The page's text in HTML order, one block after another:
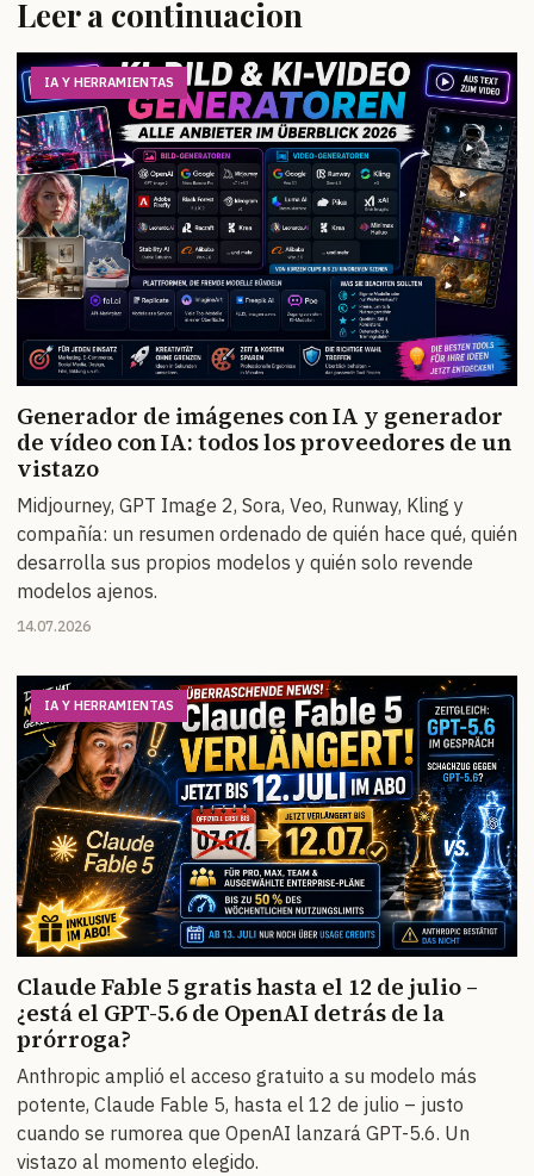
Leer a continuacion
IA Y HERRAMIENTAS
Generador de imágenes con IA y generador
de vídeo con IA: todos los proveedores de un
vistazo
Midjourney, GPT Image 2, Sora, Veo, Runway, Kling y
compañía: un resumen ordenado de quién hace qué, quién
desarrolla sus propios modelos y quién solo revende
modelos ajenos.
14.07.2026
IA Y HERRAMIENTAS
Claude Fable 5 gratis hasta el 12 de julio –
¿está el GPT-5.6 de OpenAI detrás de la
prórroga?
Anthropic amplió el acceso gratuito a su modelo más
potente, Claude Fable 5, hasta el 12 de julio – justo
cuando se rumorea que OpenAI lanzará GPT-5.6. Un
vistazo al momento elegido.